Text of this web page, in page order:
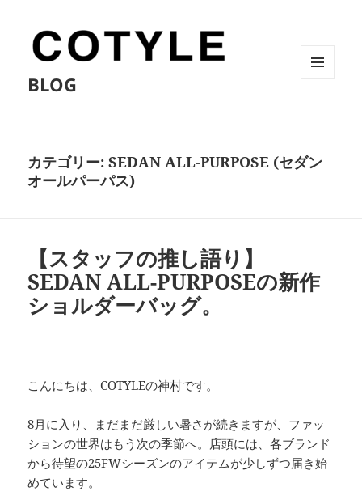
BLOG
カテゴリー:SEDAN ALL-PURPOSE (セダン
オールパーパス)
【スタッフの推し語り】
SEDAN ALL-PURPOSEの新作
ショルダーバッグ。
こんにちは、COTYLEの神村です。
8月に入り、まだまだ厳しい暑さが続きますが、ファッ
ションの世界はもう次の季節へ。店頭には、各ブランド
から待望の25FWシーズンのアイテムが少しずつ届き始
めています。